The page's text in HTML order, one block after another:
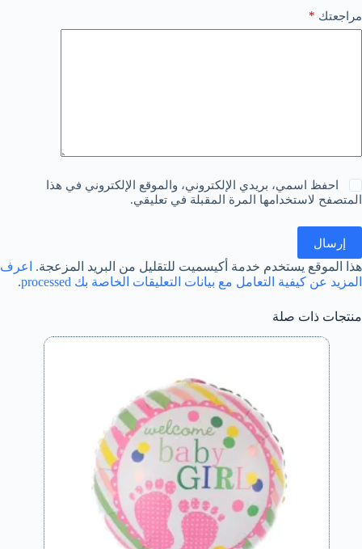
مراجعتك *
احفظ اسمي، بريدي الإلكتروني، والموقع الإلكتروني في هذا
المتصفح لاستخدامها المرة المقبلة في تعليقي.
إرسال
هذا الموقع يستخدم خدمة أكيسميت للتقليل من البريد المزعجة.
اعرف
المزيد عن كيفية التعامل مع بيانات التعليقات الخاصة بك processed
.
منتجات ذات صلة